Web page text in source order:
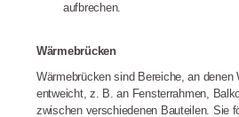
aufbrechen.
Wärmebrücken
Wärmebrücken sind Bereiche, an denen
entweicht, z. B. an Fensterrahmen,
zwischen verschiedenen Bauteilen. Sie